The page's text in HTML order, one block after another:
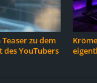
zu dem
des YouTubers